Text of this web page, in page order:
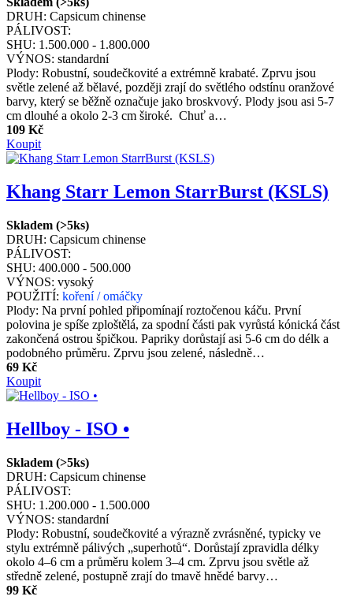
DRUH: Capsicum chinense
PÁLIVOST:
SHU: 1.500.000 - 1.800.000
VÝNOS: standardní
Plody: Robustní, soudečkovité a extrémně krabaté. Zprvu jsou
světle zelené až bělavé, později zrají do světlého odstínu oranžové
barvy, který se běžně označuje jako broskvový. Plody jsou asi 5-7
cm dlouhé a okolo 2-3 cm široké. Chuť a…
109 Kč
Koupit
Khang Starr Lemon StarrBurst (KSLS)
Skladem (>5ks)
DRUH: Capsicum chinense
PÁLIVOST:
SHU: 400.000 - 500.000
VÝNOS: vysoký
POUŽITÍ: koření / omáčky
Plody: Na první pohled připomínají roztočenou káču. První
polovina je spíše zploštělá, za spodní části pak vyrůstá kónická část
zakončená ostrou špičkou. Papriky dorůstají asi 5-6 cm do délk a
podobného průměru. Zprvu jsou zelené, následně…
69 Kč
Koupit
Hellboy - ISO •
Skladem (>5ks)
DRUH: Capsicum chinense
PÁLIVOST:
SHU: 1.200.000 - 1.500.000
VÝNOS: standardní
Plody: Robustní, soudečkovité a výrazně zvrásněné, typicky ve
stylu extrémně pálivých „superhotů“. Dorůstají zpravidla délky
okolo 4–6 cm a průměru kolem 3–4 cm. Zprvu jsou světle až
středně zelené, postupně zrají do tmavě hnědé barvy…
99 Kč